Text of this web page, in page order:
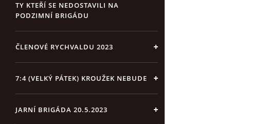
TY KTEŘÍ SE NEDOSTAVILI NA
PODZIMNÍ BRIGÁDU
ČLENOVÉ RYCHVALDU 2023
7:4 (VELKÝ PÁTEK) KROUŽEK NEBUDE
JARNÍ BRIGÁDA 20.5.2023